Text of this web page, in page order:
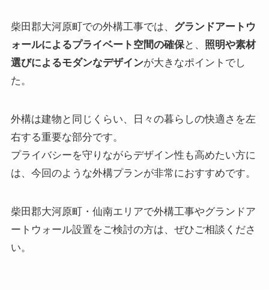
柴田郡大河原町での外構工事では、 グランドアートウ
ォールによるプライベート空間の確保と、 照明や素材
選びによるモダンなデザインが大きなポイントでし
た。
外構は建物と同じくらい、日々の暮らしの快適さを左
右する重要な部分です。
プライバシーを守りながらデザイン性も高めたい方に
は、今回のような外構プランが非常におすすめです。
柴田郡大河原町・仙南エリアで外構工事やグランドア
ートウォール設置をご検討の方は、ぜひご相談くださ
い。